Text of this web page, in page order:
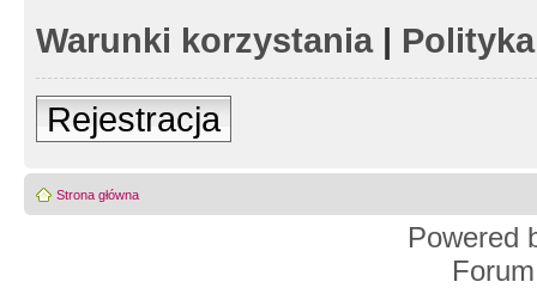
Warunki korzystania|
Rejestracja
Strona główna
Powered